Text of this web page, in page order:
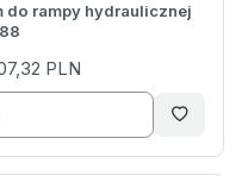
do rampy hydraulicznej
PLN